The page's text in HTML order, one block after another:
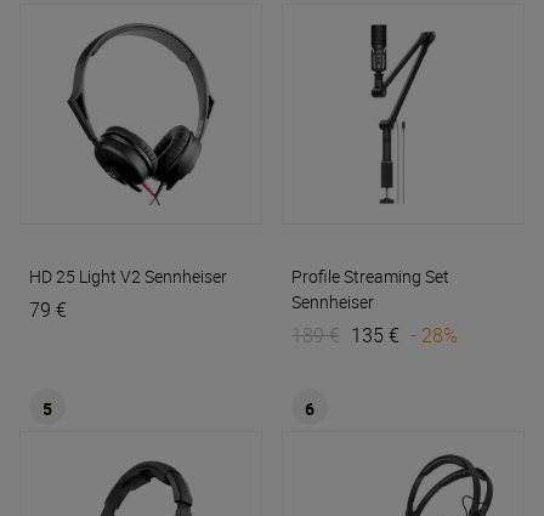
HD 25 Light V2 Sennheiser
79 €
Profile Streaming Set
Sennheiser
189 € 135 € - 28%
5 6